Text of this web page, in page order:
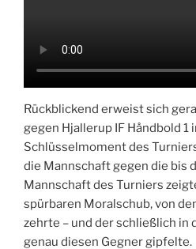
Rückblickend erweist sich
gegen Hjallerup IF Håndbold 1
Schlüsselmoment des
die Mannschaft gegen die bis
Mannschaft des Turniers
spürbaren Moralschub, von
zehrte – und der schließlich in
genau diesen Gegner gipfelte.